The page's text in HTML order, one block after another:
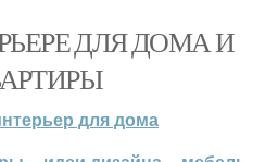
ДЛЯ ДОМА И
для дома